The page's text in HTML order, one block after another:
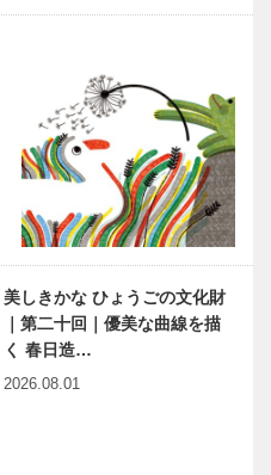
美しきかな ひょうごの文化財
｜第二十回｜優美な曲線を描
く 春日造…
2026.08.01